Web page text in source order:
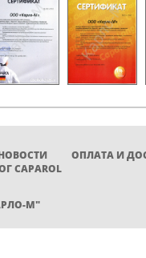
ОПЛАТА И
CAPAROL
М"